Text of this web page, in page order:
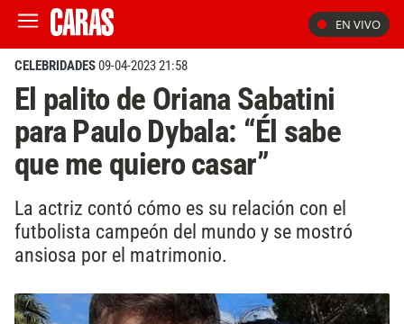
EN VIVO
CELEBRIDADES09-04-2023 21:58
El palito de Oriana Sabatini
para Paulo Dybala: “Él sabe
que me quiero casar”
La actriz contó cómo es su relación con el
futbolista campeón del mundo y se mostró
ansiosa por el matrimonio.